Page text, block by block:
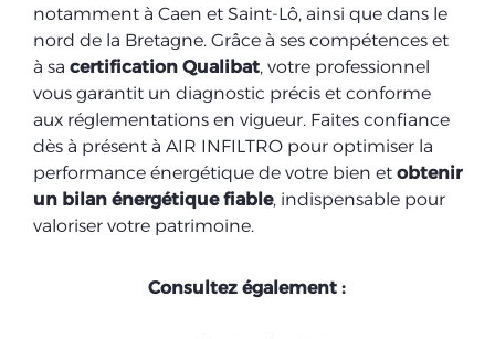
notamment à Caen et Saint-Lô, ainsi que dans le
nord de la Bretagne. Grâce à ses compétences et
à sa certification Qualibat, votre professionnel
vous garantit un diagnostic précis et conforme
aux réglementations en vigueur. Faites confiance
dès à présent à AIR INFILTRO pour optimiser la
performance énergétique de votre bien et obtenir
un bilan énergétique fiable, indispensable pour
valoriser votre patrimoine.
Consultez également :